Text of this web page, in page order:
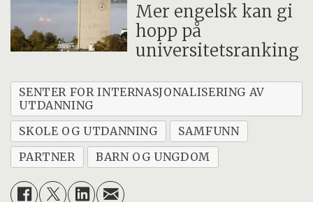
Mer engelsk kan gi
hopp på
universitetsranking
SENTER FOR INTERNASJONALISERING AV
UTDANNING
SKOLE OG UTDANNING
SAMFUNN
PARTNER
BARN OG UNGDOM